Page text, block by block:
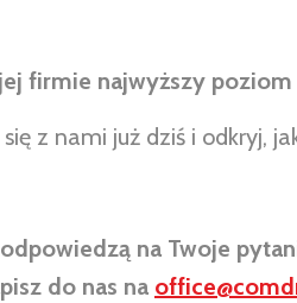
firmie najwyższy
z nami już dziś i odkryj,
na Twoje
do nas na